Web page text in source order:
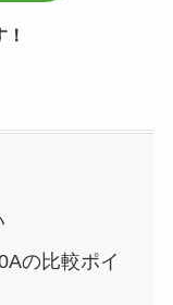
の比較ポイ